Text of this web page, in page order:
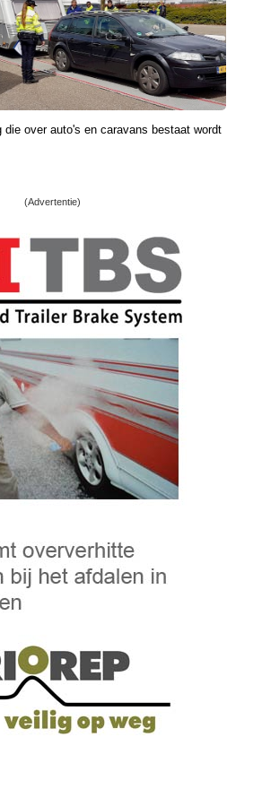
die over auto's en caravans bestaat wordt
(Advertentie)